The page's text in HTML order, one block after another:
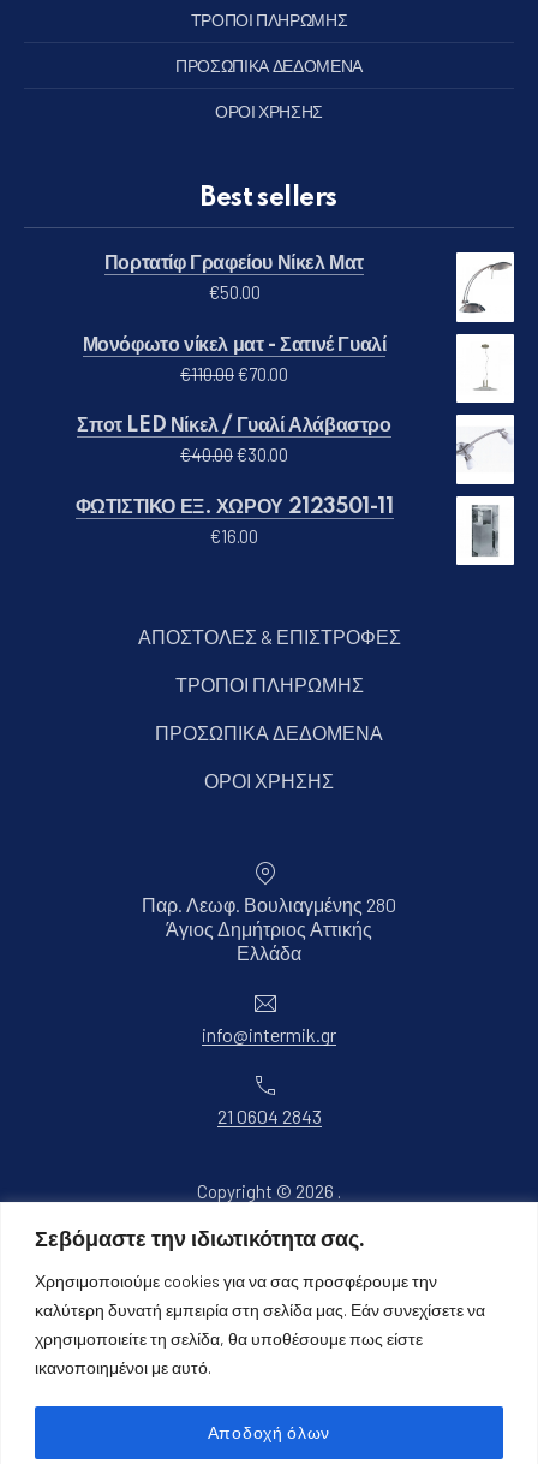
Σεβόμαστε την ιδιωτικότητα σας.
Χρησιμοποιούμε cookies για να σας προσφέρουμε την
καλύτερη δυνατή εμπειρία στη σελίδα μας. Εάν συνεχίσετε να
χρησιμοποιείτε τη σελίδα, θα υποθέσουμε πως είστε
ικανοποιημένοι με αυτό.
Αποδοχή όλων
ΤΡΟΠΟΙ ΠΛΗΡΩΜΗΣ
ΠΡΟΣΩΠΙΚΑ ΔΕΔΟΜΕΝΑ
ΟΡΟΙ ΧΡΗΣΗΣ
Best sellers
Πορτατίφ Γραφείου Νίκελ Ματ
€50.00
Μονόφωτο νίκελ ματ - Σατινέ Γυαλί
€110.00Original price was: €110.00.
€70.00 Η τρέχουσα τιμή είναι: €70.00.
Σποτ LED Νίκελ / Γυαλί Αλάβαστρο
€40.00Original price was: €40.00.
€30.00 Η τρέχουσα τιμή είναι: €30.00.
ΦΩΤΙΣΤΙΚΟ ΕΞ. ΧΩΡΟΥ 2123501-11
€16.00
ΑΠΟΣΤΟΛΕΣ & ΕΠΙΣΤΡΟΦΕΣ
ΤΡΟΠΟΙ ΠΛΗΡΩΜΗΣ
ΠΡΟΣΩΠΙΚΑ ΔΕΔΟΜΕΝΑ
ΟΡΟΙ ΧΡΗΣΗΣ
Παρ. Λεωφ. Βουλιαγμένης 280
Άγιος Δημήτριος Αττικής
ΕλλάδαΝέο παράθυρο
info@intermik.gr
21 0604 2843
Copyright © 2026 .
Θέμα WordPress απόFORQYΝέο παράθυρο
Επιστροφή στην κορυφή